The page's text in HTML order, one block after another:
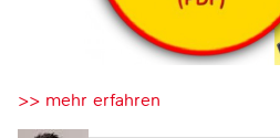
>> mehr erfahren